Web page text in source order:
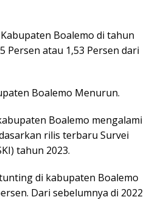
Boalemo di tahun
Persen atau 1,53 Persen dari
Boalemo Menurun.
Boalemo mengalami
rilis terbaru Survei
tahun 2023.
di kabupaten Boalemo
Dari sebelumnya di 2022